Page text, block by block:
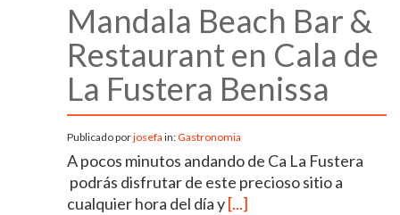
Mandala Beach Bar &
Restaurant en Cala de
La Fustera Benissa
Publicado porjosefa in:Gastronomia
A pocos minutos andando de Ca La Fustera
podrás disfrutar de este precioso sitio a
cualquier hora del día y[...]